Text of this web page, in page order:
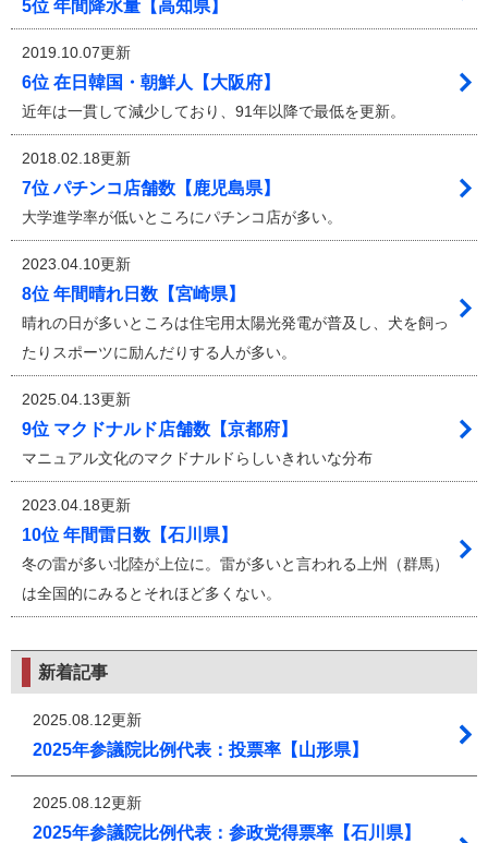
5位 年間降水量【高知県】
2019.10.07更新
6位 在日韓国・朝鮮人【大阪府】
近年は一貫して減少しており、91年以降で最低を更新。
2018.02.18更新
7位 パチンコ店舗数【鹿児島県】
大学進学率が低いところにパチンコ店が多い。
2023.04.10更新
8位 年間晴れ日数【宮崎県】
晴れの日が多いところは住宅用太陽光発電が普及し、犬を飼っ
たりスポーツに励んだりする人が多い。
2025.04.13更新
9位 マクドナルド店舗数【京都府】
マニュアル文化のマクドナルドらしいきれいな分布
2023.04.18更新
10位 年間雷日数【石川県】
冬の雷が多い北陸が上位に。雷が多いと言われる上州（群馬）
は全国的にみるとそれほど多くない。
新着記事
2025.08.12更新
2025年参議院比例代表：投票率【山形県】
2025.08.12更新
2025年参議院比例代表：参政党得票率【石川県】